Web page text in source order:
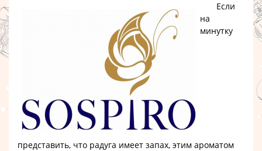
Если
на
минутку
представить, что радуга имеет запах, этим ароматом